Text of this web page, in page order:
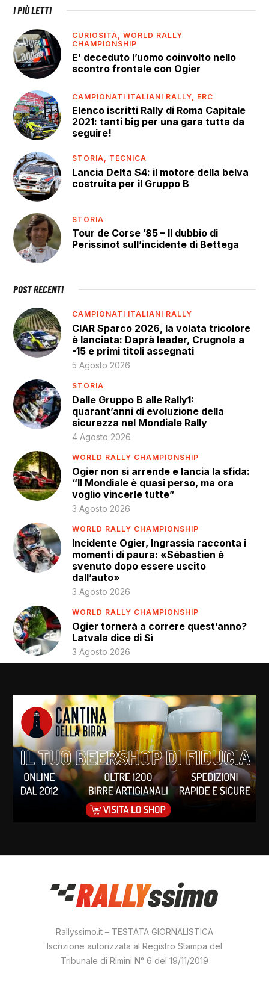
I PIÙ LETTI
CURIOSITÀ,WORLD RALLY
CHAMPIONSHIP
E’ deceduto l’uomo coinvolto nello
scontro frontale con Ogier
CAMPIONATI ITALIANI RALLY, ERC
Elenco iscritti Rally di Roma Capitale
2021: tanti big per una gara tutta da
seguire!
STORIA, TECNICA
Lancia Delta S4: il motore della belva
costruita per il Gruppo B
STORIA
Tour de Corse ’85 – Il dubbio di
Perissinot sull’incidente di Bettega
POST RECENTI
CAMPIONATI ITALIANI RALLY
CIAR Sparco 2026, la volata tricolore
è lanciata: Daprà leader, Crugnola a
-15 e primi titoli assegnati
5 Agosto 2026
STORIA
Dalle Gruppo B alle Rally1:
quarant’anni di evoluzione della
sicurezza nel Mondiale Rally
4 Agosto 2026
WORLD RALLY CHAMPIONSHIP
Ogier non si arrende e lancia la sfida:
“Il Mondiale è quasi perso, ma ora
voglio vincerle tutte”
3 Agosto 2026
WORLD RALLY CHAMPIONSHIP
Incidente Ogier, Ingrassia racconta i
momenti di paura: «Sébastien è
svenuto dopo essere uscito
dall’auto»
3 Agosto 2026
WORLD RALLY CHAMPIONSHIP
Ogier tornerà a correre quest’anno?
Latvala dice di Sì
3 Agosto 2026
Rallyssimo.it – TESTATA GIORNALISTICA
Iscrizione autorizzata al Registro Stampa del
Tribunale di Rimini N° 6 del 19/11/2019